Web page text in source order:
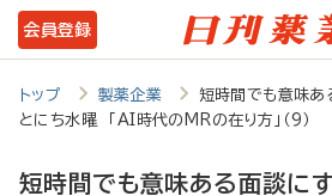
メ
イ
会員登録
トップ 製薬企業
短時間でも意味
とにち水曜 「AI時代のMRの在り方」（9）
短時間でも意味ある面談にす